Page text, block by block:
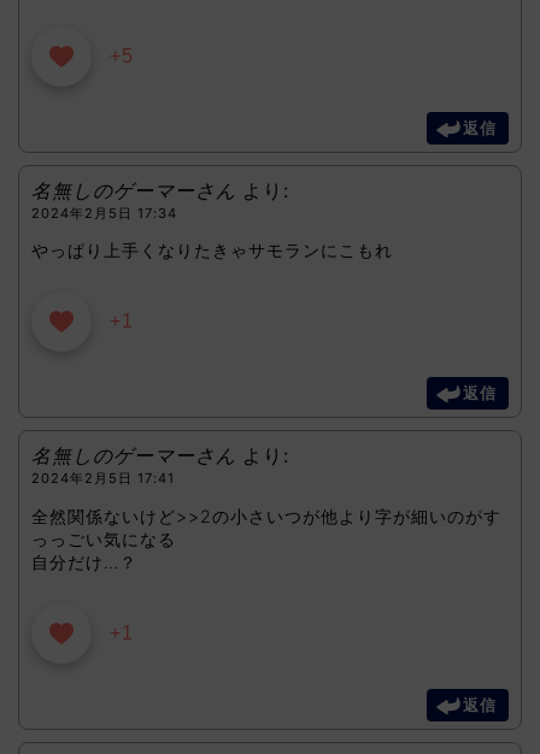
+5
返信
名無しのゲーマーさん より:
2024年2月5日 17:34
やっぱり上手くなりたきゃサモランにこもれ
+1
返信
名無しのゲーマーさん より:
2024年2月5日 17:41
全然関係ないけど>>2の小さいつが他より字が細いのがす
っっごい気になる
自分だけ…？
+1
返信